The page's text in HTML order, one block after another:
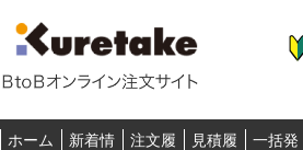
ホーム
新着情
注文履
見積履
一括発